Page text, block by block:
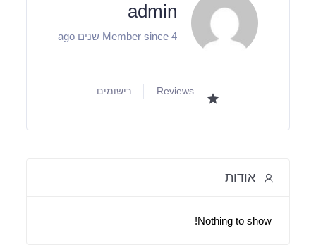
admin
Member since 4 שנים ago
Reviews רישומים
אודות
Nothing to show!